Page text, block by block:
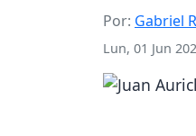
Por: Gabriel
Lun, 01 Jun